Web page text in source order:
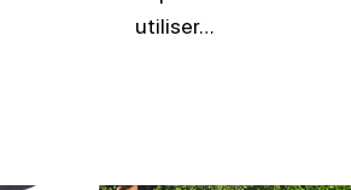
utiliser…